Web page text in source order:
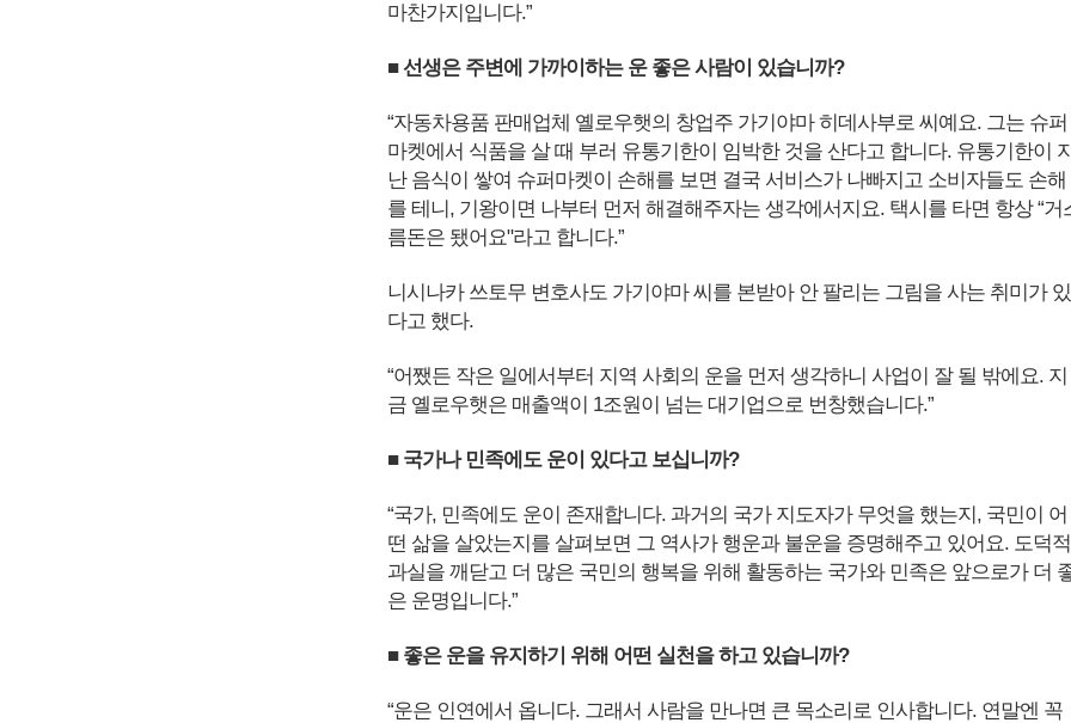
마찬가지입니다.”
■ 선생은 주변에 가까이하는 운 좋은 사람이 있습니까?
“자동차용품 판매업체 옐로우햇의 창업주 가기야마 히데사부로 씨예요. 그는 슈퍼
마켓에서 식품을 살 때 부러 유통기한이 임박한 것을 산다고 합니다. 유통기한이
난 음식이 쌓여 슈퍼마켓이 손해를 보면 결국 서비스가 나빠지고 소비자들도 손해
를 테니, 기왕이면 나부터 먼저 해결해주자는 생각에서지요. 택시를 타면 항상 “거
름돈은 됐어요"라고 합니다.”
니시나카 쓰토무 변호사도 가기야마 씨를 본받아 안 팔리는 그림을 사는 취미가 있
다고 했다.
“어쨌든 작은 일에서부터 지역 사회의 운을 먼저 생각하니 사업이 잘 될 밖에요. 지
금 옐로우햇은 매출액이 1조원이 넘는 대기업으로 번창했습니다.”
■ 국가나 민족에도 운이 있다고 보십니까?
“국가, 민족에도 운이 존재합니다. 과거의 국가 지도자가 무엇을 했는지, 국민이 어
떤 삶을 살았는지를 살펴보면 그 역사가 행운과 불운을 증명해주고 있어요. 도덕적
과실을 깨닫고 더 많은 국민의 행복을 위해 활동하는 국가와 민족은 앞으로가 더
은 운명입니다.”
■ 좋은 운을 유지하기 위해 어떤 실천을 하고 있습니까?
“운은 인연에서 옵니다. 그래서 사람을 만나면 큰 목소리로 인사합니다. 연말엔 꼭